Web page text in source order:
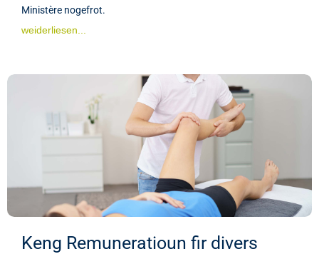
Ministère nogefrot.
weiderliesen...
Keng Remuneratioun fir divers